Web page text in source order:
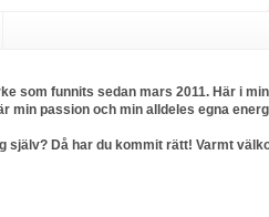
som funnits sedan mars 2011. Här i
min passion och min alldeles egna
själv? Då har du kommit rätt! Varmt